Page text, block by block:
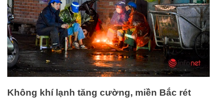
Không khí lạnh tăng cường, miền Bắc rét